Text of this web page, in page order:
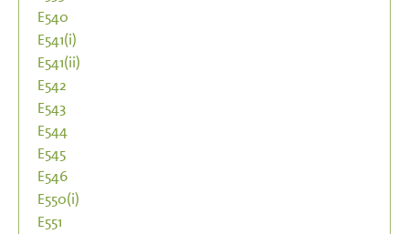
E540
E541(i)
E541(ii)
E542
E543
E544
E545
E546
E550(i)
E551